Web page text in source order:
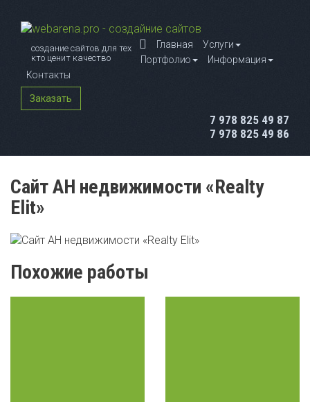
создание сайтов для тех
кто ценит качество
Главная
Услуги
Портфолио
Информация
Контакты
Заказать
7 978 825 49 87
7 978 825 49 86
Сайт АН недвижимости «Realty
Elit»
Похожие работы